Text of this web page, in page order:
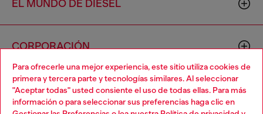
Para ofrecerle una mejor experiencia, este sitio utiliza cookies de
primera y tercera parte y tecnologías similares. Al seleccionar
"Aceptar todas" usted consiente el uso de todas ellas. Para más
información o para seleccionar sus preferencias haga clic en
EL MUNDO DE DIESEL
CORPORACIÓN